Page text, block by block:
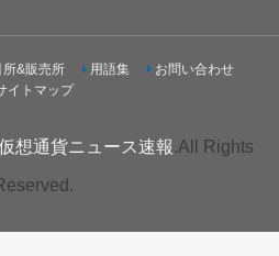
所&販売所 用語集
お問い合わせ
イトマップ
想通貨ニュース速報.All Rights